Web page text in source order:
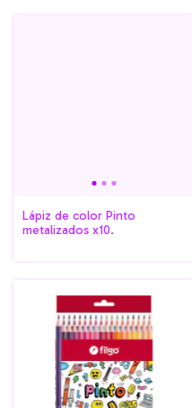
Lápiz de color Pinto
metalizados x10.